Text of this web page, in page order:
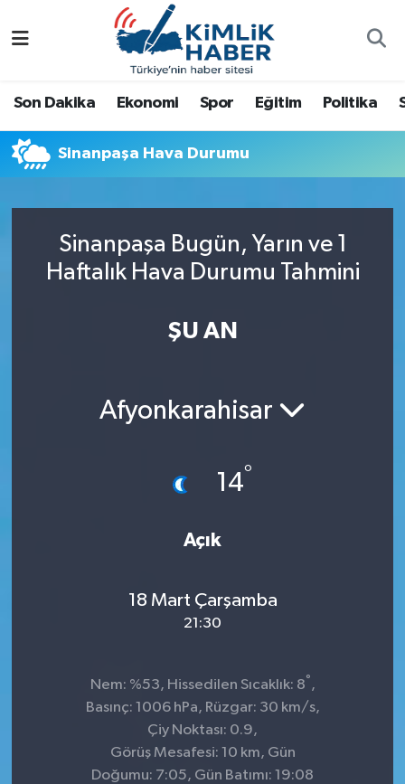
Son Dakika Ekonomi Spor Eğitim Politika
Sinanpaşa Hava Durumu
Sinanpaşa Bugün, Yarın ve 1
Haftalık Hava Durumu Tahmini
ŞU AN
Afyonkarahisar
14°
Açık
18 Mart Çarşamba
21:30
Nem: %53, Hissedilen Sıcaklık: 8° ,
Basınç: 1006 hPa, Rüzgar: 30 km/s,
Çiy Noktası: 0.9,
Görüş Mesafesi: 10 km, Gün
Doğumu: 7:05, Gün Batımı: 19:08
Antalya
Dünya
Eğitim
Sağlık
Son Dakika
Nöbetçi Eczaneler
Namaz Vakitleri
Trafik Durumu
Süper Lig Puan Durumu ve Fikstür
Son Dakika Haberleri